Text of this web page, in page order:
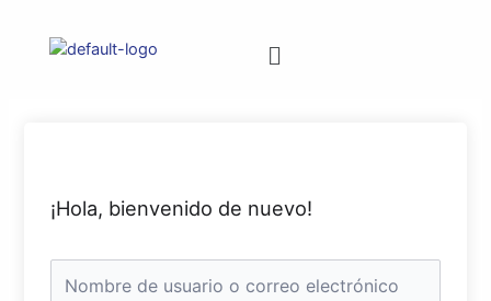
¡Hola, bienvenido de nuevo!